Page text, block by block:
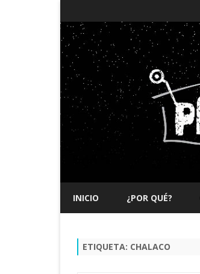
INICIO ¿POR QUÉ?
ETIQUETA: CHALACO